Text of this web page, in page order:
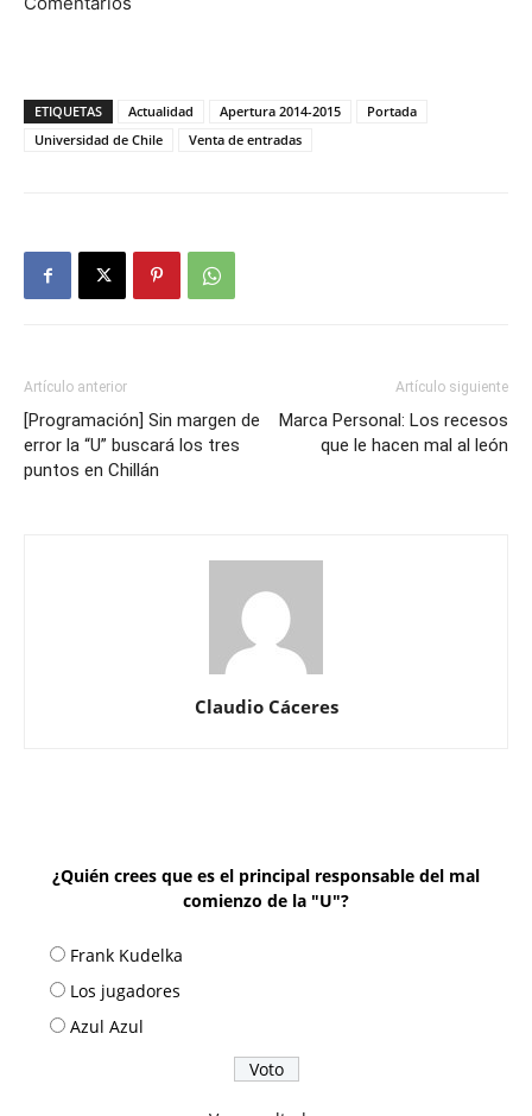
ETIQUETAS Actualidad Apertura 2014-2015
Portada
Universidad de Chile
Venta de entradas
Artículo anterior
[Programación] Sin margen de
error la “U” buscará los tres
puntos en Chillán
Artículo siguiente
Marca Personal: Los recesos
que le hacen mal al león
Claudio Cáceres
¿Quién crees que es el principal responsable del mal
comienzo de la "U"?
Frank Kudelka
Los jugadores
Azul Azul